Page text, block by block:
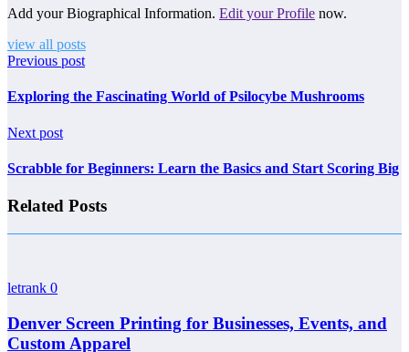
Add your Biographical Information. Edit your Profile now.
view all posts
Previous post
Exploring the Fascinating World of Psilocybe Mushrooms
Next post
Scrabble for Beginners: Learn the Basics and Start Scoring Big
Related Posts
letrank 0
Denver Screen Printing for Businesses, Events, and
Custom Apparel